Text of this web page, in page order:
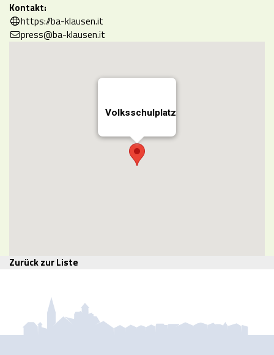
Kontakt:
https://ba-klausen.it
press@ba-klausen.it
Volksschulplatz
Zurück zur Liste